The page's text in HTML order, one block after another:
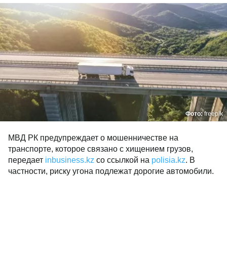
Фото:freepik
МВД РК предупреждает о мошенничестве на
транспорте, которое связано с хищением грузов,
передает inbusiness.kz со ссылкой на polisia.kz. В
частности, риску угона подлежат дорогие автомобили.